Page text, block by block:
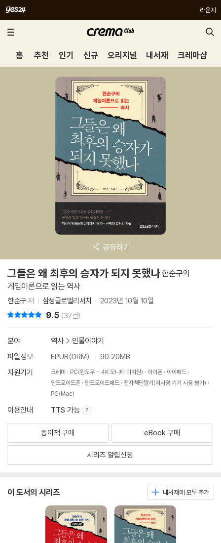
라운지
홈 추천 인기 신규 오리지널 내서재 크레마샵
공유하기
그들은 왜 최후의 승자가 되지 못했나한순구의
게임이론으로 읽는 역사
한순구저 삼성글로벌리서치 2023년 10월 10일
9.5 (37건)
분야 역사> 인물이야기
파일정보
EPUB(DRM)
90.20MB
지원기기
크레마 PC(윈도우 - 4K 모니터 미지원) 아이폰
아이패드
안드로이드폰
안드로이드패드
전자책단말기(저사양 기기 사용 불가)
PC(Mac)
이용안내 TTS 가능
종이책 구매 eBook 구매
시리즈 알림신청
이 도서의 시리즈 내서재에 모두 추가